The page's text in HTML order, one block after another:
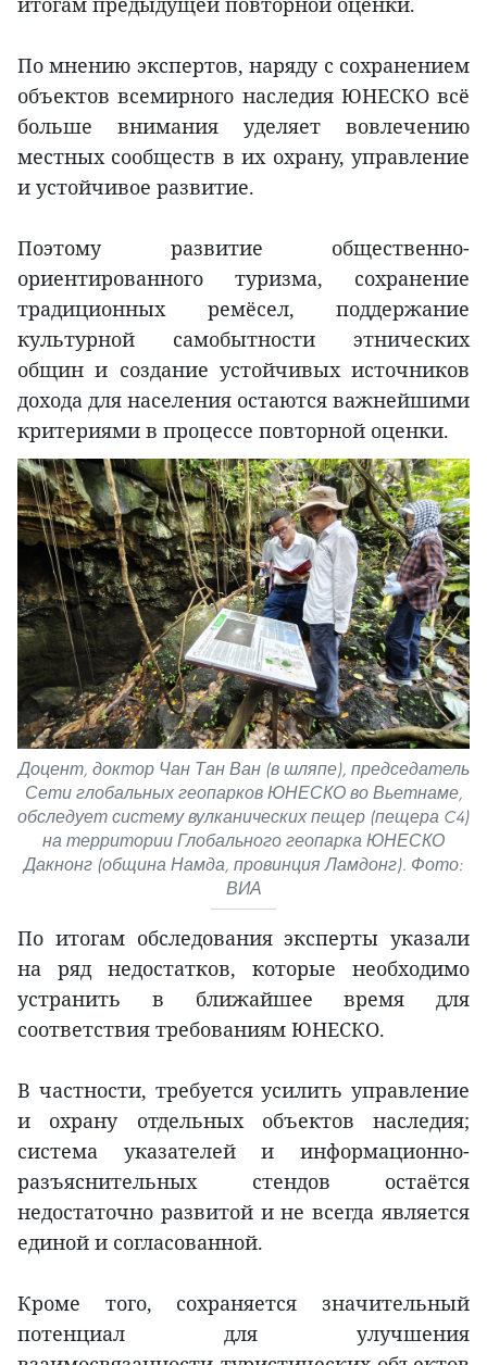
По мнению экспертов, наряду с сохранением
объектов всемирного наследия ЮНЕСКО всё
больше внимания уделяет вовлечению
местных сообществ в их охрану, управление
и устойчивое развитие.
Поэтому развитие общественно-
ориентированного туризма, сохранение
традиционных ремёсел, поддержание
культурной самобытности этнических
общин и создание устойчивых источников
дохода для населения остаются важнейшими
критериями в процессе повторной оценки.
Доцент, доктор Чан Тан Ван (в шляпе), председатель
Сети глобальных геопарков ЮНЕСКО во Вьетнаме,
обследует систему вулканических пещер (пещера C4)
на территории Глобального геопарка ЮНЕСКО
Дакнонг (община Намда, провинция Ламдонг). Фото:
ВИА
По итогам обследования эксперты указали
на ряд недостатков, которые необходимо
устранить в ближайшее время для
соответствия требованиям ЮНЕСКО.
В частности, требуется усилить управление
и охрану отдельных объектов наследия;
система указателей и информационно-
разъяснительных стендов остаётся
недостаточно развитой и не всегда является
единой и согласованной.
Кроме того, сохраняется значительный
потенциал для улучшения